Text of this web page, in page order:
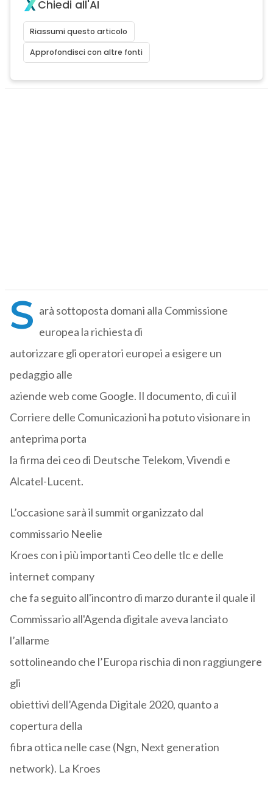
Chiedi all'AI
Riassumi questo articolo
Approfondisci con altre fonti
S arà sottoposta domani alla Commissione
europea la richiesta di
autorizzare gli operatori europei a esigere un
pedaggio alle
aziende web come Google. Il documento, di cui il
Corriere delle Comunicazioni ha potuto visionare in
anteprima porta
la firma dei ceo di Deutsche Telekom, Vivendi e
Alcatel-Lucent.
L’occasione sarà il summit organizzato dal
commissario Neelie
Kroes con i più importanti Ceo delle tlc e delle
internet company
che fa seguito all'incontro di marzo durante il quale il
Commissario all'Agenda digitale aveva lanciato
l’allarme
sottolineando che l’Europa rischia di non raggiungere
gli
obiettivi dell’Agenda Digitale 2020, quanto a
copertura della
fibra ottica nelle case (Ngn, Next generation
network). La Kroes